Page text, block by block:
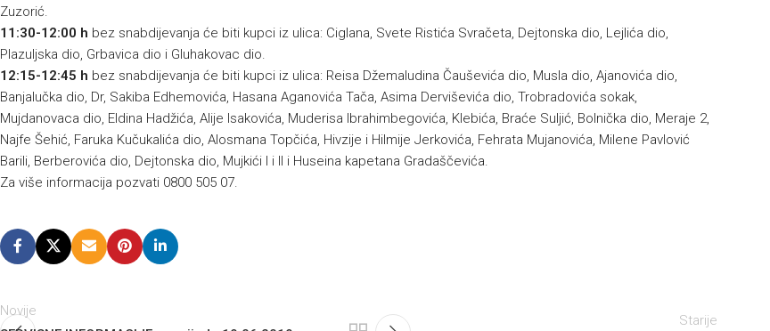
Zuzorić.
11:30-12:00 h bez snabdijevanja će biti kupci iz ulica: Ciglana, Svete Ristića Svračeta, Dejtonska dio, Lejlića dio,
Plazuljska dio, Grbavica dio i Gluhakovac dio.
12:15-12:45 h bez snabdijevanja će biti kupci iz ulica: Reisa Džemaludina Čauševića dio, Musla dio, Ajanovića dio,
Banjalučka dio, Dr, Sakiba Edhemovića, Hasana Aganovića Tača, Asima Derviševića dio, Trobradovića sokak,
Mujdanovaca dio, Eldina Hadžića, Alije Isakovića, Muderisa Ibrahimbegovića, Klebića, Braće Suljić, Bolnička dio, Meraje 2,
Najfe Šehić, Faruka Kučukalića dio, Alosmana Topčića, Hivzije i Hilmije Jerkovića, Fehrata Mujanovića, Milene Pavlović
Barili, Berberovića dio, Dejtonska dio, Mujkići I i II i Huseina kapetana Gradaščevića.
Za više informacija pozvati 0800 505 07.
Novije
Starije